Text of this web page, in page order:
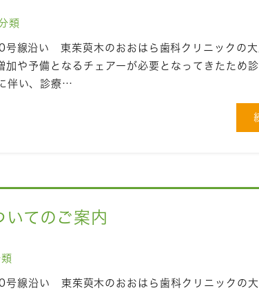
類
線沿い 東茱萸木のおおはら歯科クリニックの
加や予備となるチェアーが必要となってきたため
伴い、診療…
いてのご案内
線沿い 東茱萸木のおおはら歯科クリニックの大